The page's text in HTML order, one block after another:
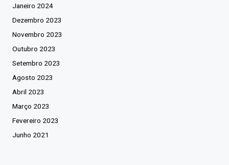
Janeiro 2024
Dezembro 2023
Novembro 2023
Outubro 2023
Setembro 2023
Agosto 2023
Abril 2023
Março 2023
Fevereiro 2023
Junho 2021